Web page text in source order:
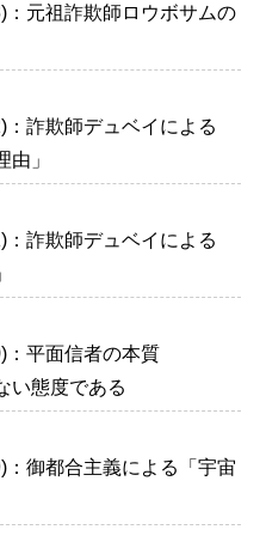
元祖詐欺師ロウボサムの
詐欺師デュベイによる
由」
詐欺師デュベイによる
：平面信者の本質
い態度である
御都合主義による「宇宙